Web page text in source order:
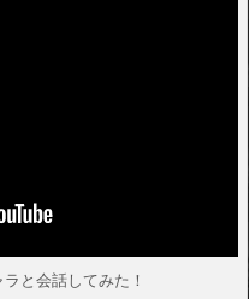
と会話してみた！